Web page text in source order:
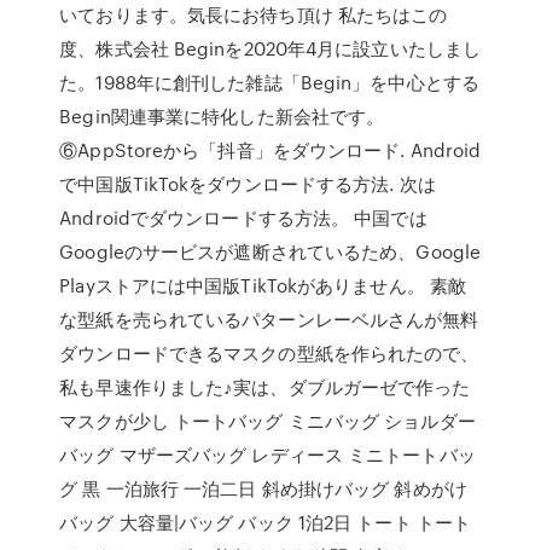
いております。気長にお待ち頂け 私たちはこの
度、株式会社 Beginを2020年4月に設立いたしまし
た。1988年に創刊した雑誌「Begin」を中心とする
Begin関連事業に特化した新会社です。
⑥AppStoreから「抖音」をダウンロード. Android
で中国版TikTokをダウンロードする方法. 次は
Androidでダウンロードする方法。 中国では
Googleのサービスが遮断されているため、Google
Playストアには中国版TikTokがありません。 素敵
な型紙を売られているパターンレーベルさんが無料
ダウンロードできるマスクの型紙を作られたので、
私も早速作りました♪実は、ダブルガーゼで作った
マスクが少し トートバッグ ミニバッグ ショルダー
バッグ マザーズバッグ レディース ミニトートバッ
グ 黒 一泊旅行 一泊二日 斜め掛けバッグ 斜めがけ
バッグ 大容量|バッグ バック 1泊2日 トート トート